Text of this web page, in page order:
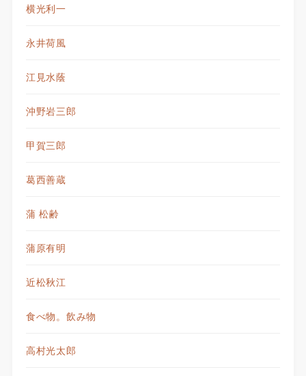
横光利一
永井荷風
江見水蔭
沖野岩三郎
甲賀三郎
葛西善蔵
蒲 松齢
蒲原有明
近松秋江
食べ物。飲み物
高村光太郎